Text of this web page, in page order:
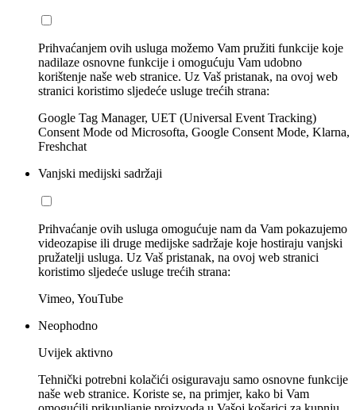
Prihvaćanjem ovih usluga možemo Vam pružiti funkcije koje
nadilaze osnovne funkcije i omogućuju Vam udobno
korištenje naše web stranice. Uz Vaš pristanak, na ovoj web
stranici koristimo sljedeće usluge trećih strana:
Google Tag Manager, UET (Universal Event Tracking)
Consent Mode od Microsofta, Google Consent Mode, Klarna,
Freshchat
Vanjski medijski sadržaji
Prihvaćanje ovih usluga omogućuje nam da Vam pokazujemo
videozapise ili druge medijske sadržaje koje hostiraju vanjski
pružatelji usluga. Uz Vaš pristanak, na ovoj web stranici
koristimo sljedeće usluge trećih strana:
Vimeo, YouTube
Neophodno
Uvijek aktivno
Tehnički potrebni kolačići osiguravaju samo osnovne funkcije
naše web stranice. Koriste se, na primjer, kako bi Vam